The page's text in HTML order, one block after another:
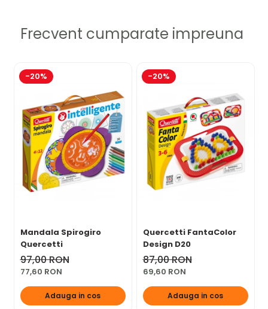
Frecvent cumparate impreuna
-20%
Mandala Spirogiro
Quercetti
97,00 RON
77,60 RON
Adauga in cos
-20%
Quercetti FantaColor
Design D20
87,00 RON
69,60 RON
Adauga in cos